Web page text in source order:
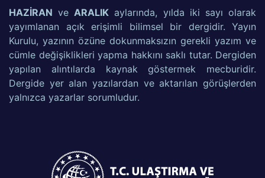
HAZİRAN veARALIK aylarında, yılda iki sayı olarak
yayımlanan açık erişimli bilimsel bir dergidir. Yayın
Kurulu, yazının özüne dokunmaksızın gerekli yazım ve
cümle değişiklikleri yapma hakkını saklı tutar. Dergiden
yapılan alıntılarda kaynak göstermek mecburidir.
Dergide yer alan yazılardan ve aktarılan görüşlerden
yalnızca yazarlar sorumludur.